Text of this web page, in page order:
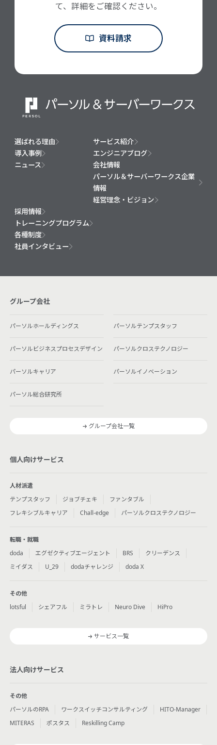
て、詳細をご確認ください。
資料請求
選ばれる理由
サービス紹介
導入事例
エンジニアブログ
ニュース
会社情報
パーソル＆サーバーワークス企業
情報
経営理念・ビジョン
採用情報
トレーニングプログラム
各種制度
社員インタビュー
グループ会社
パーソルホールディングス パーソルテンプスタッフ
パーソルビジネスプロセスデザイン パーソルクロステクノロジー
パーソルキャリア パーソルイノベーション
パーソル総合研究所
グループ会社一覧
個人向けサービス
人材派遣
テンプスタッフ
ジョブチェキ
ファンタブル
フレキシブルキャリア
Chall-edge パーソルクロステクノロジー
転職・就職
doda
エグゼクティブエージェント BRS
クリーデンス
ミイダス
U_29 dodaチャレンジ doda X
その他
lotsful
シェアフル ミラトレ Neuro Dive HiPro
サービス一覧
法人向けサービス
その他
パーソルのRPA
ワークスイッチコンサルティング
HITO-Manager
MITERAS
ポスタス Reskilling Camp